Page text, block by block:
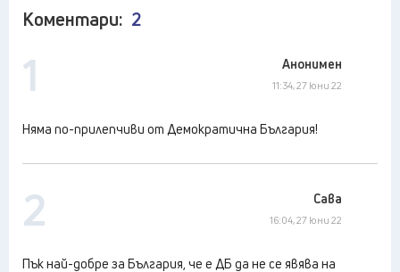
Коментари: 2
1 Анонимен
11:34, 27 юни 22
Няма по-прилепчиви от Демократична България!
2 Сава
16:04, 27 юни 22
Пък най-добре за България, че е ДБ да не се явява на